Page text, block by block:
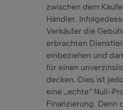
zwischen dem
Händler.
Verkäufer die
erbrachten
einbeziehen und
für einen
decken. Dies ist
eine „echte“ Null-
Finanzierung. Denn